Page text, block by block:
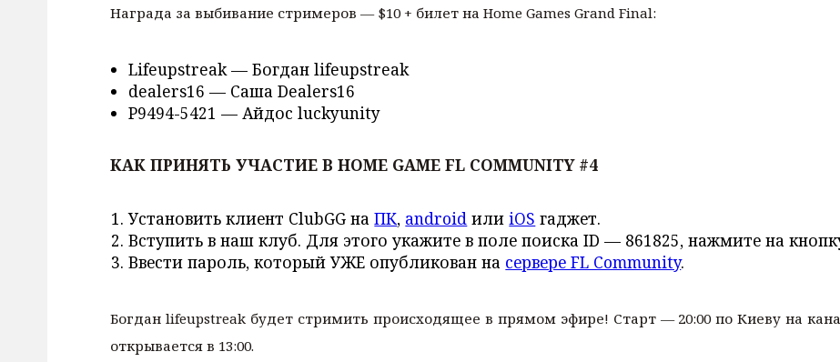
Награда за выбивание стримеров — $10 + билет на Home Games Grand Final:
Lifeupstreak — Богдан lifeupstreak
dealers16 — Саша Dealers16
P9494-5421 — Айдос luckyunity
КАК ПРИНЯТЬ УЧАСТИЕ В HOME GAME FL COMMUNITY #4
Установить клиент ClubGG наПК, android илиiOS гаджет.
Вступить в наш клуб. Для этого укажите в поле поиска ID — 861825, нажмите на
Ввести пароль, который УЖЕ опубликован на сервере FL Community.
Богдан lifeupstreak будет стримить происходящее в прямом эфире! Старт — 20:00 по Киеву на
открывается в 13:00.